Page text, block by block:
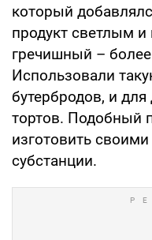
который
продукт светлым
гречишный –
Использовали
бутербродов, и
тортов. Подобный
изготовить
субстанции.